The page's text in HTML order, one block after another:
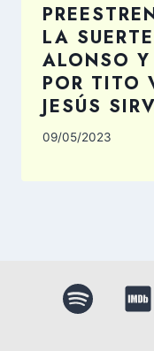
LA
ALONSO
POR TITO
JESÚS
09/05/2023